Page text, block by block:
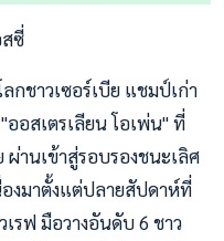
สซี่
กชาวเซอร์เบีย แชมป์เก่า
อสเตรเลียน โอเพ่น" ที่
ผ่านเข้าสู่รอบรองชนะเลิศ
งมาตั้งแต่ปลายสัปดาห์ที่
เรฟ มือวางอันดับ 6 ชาว